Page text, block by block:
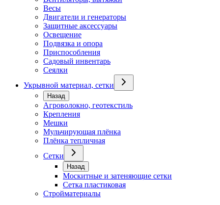
Весы
Двигатели и генераторы
Защитные аксессуары
Освещение
Подвязка и опора
Приспособления
Садовый инвентарь
Сеялки
Укрывной материал, сетки
Назад
Агроволокно, геотекстиль
Крепления
Мешки
Мульчирующая плёнка
Плёнка тепличная
Сетки
Назад
Москитные и затеняющие сетки
Сетка пластиковая
Стройматериалы